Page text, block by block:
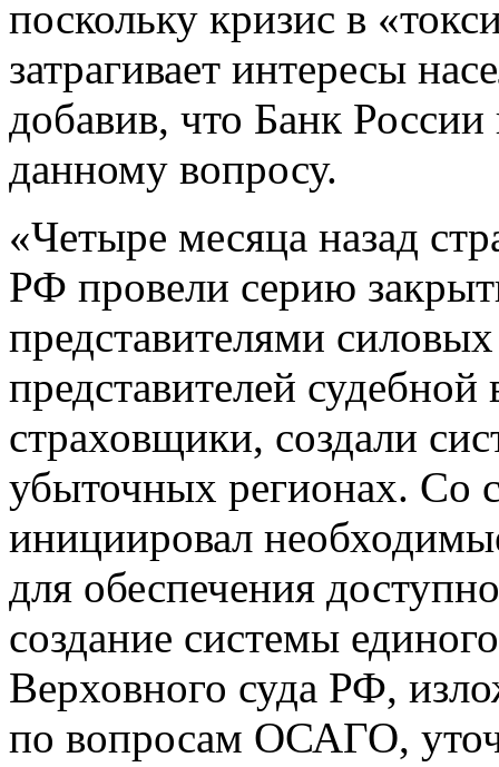
поскольку кризис в
затрагивает интересы
добавив, что Банк
данному вопросу.
«Четыре месяца назад
РФ провели серию
представителями
представителей
страховщики, создали
убыточных регионах. Со
инициировал
для обеспечения
создание системы
Верховного суда РФ,
по вопросам ОСАГО,